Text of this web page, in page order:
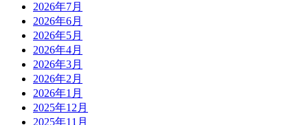
2026年7月
2026年6月
2026年5月
2026年4月
2026年3月
2026年2月
2026年1月
2025年12月
2025年11月